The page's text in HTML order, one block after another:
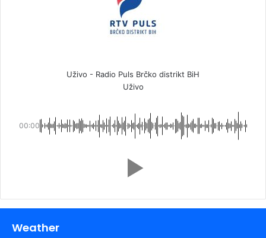
Uživo - Radio Puls Brčko distrikt BiH
Uživo
00:00
Weather